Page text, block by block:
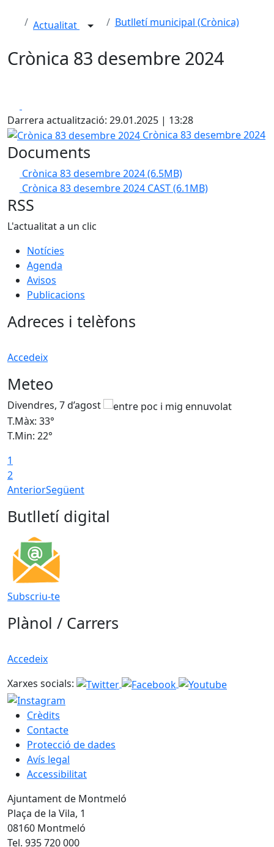
Actualitat Butlletí municipal (Crònica)
Crònica 83 desembre 2024
Darrera actualització: 29.01.2025 | 13:28
Crònica 83 desembre 2024
Crònica 83 desembre 2024
Documents
Crònica 83 desembre 2024(6.5MB)
Crònica 83 desembre 2024 CAST(6.1MB)
RSS
L'actualitat a un clic
Notícies
Agenda
Avisos
Publicacions
Adreces i telèfons
Accedeix
Meteo
Divendres, 7 d’agost
T.Màx: 33°
T.Min: 22°
1
2
AnteriorSegüent
Butlletí digital
Subscriu-te
Plànol / Carrers
Accedeix
Xarxes socials:
Crèdits
Contacte
Protecció de dades
Avís legal
Accessibilitat
Ajuntament de Montmeló
Plaça de la Vila, 1
08160 Montmeló
Tel. 935 720 000